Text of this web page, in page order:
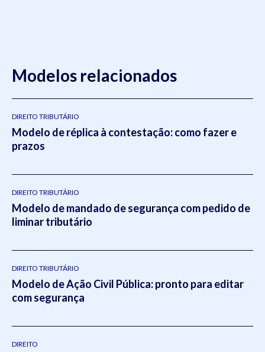
Modelos relacionados
DIREITO TRIBUTÁRIO
Modelo de réplica à contestação: como fazer e
prazos
DIREITO TRIBUTÁRIO
Modelo de mandado de segurança com pedido de
liminar tributário
DIREITO TRIBUTÁRIO
Modelo de Ação Civil Pública: pronto para editar
com segurança
DIREITO